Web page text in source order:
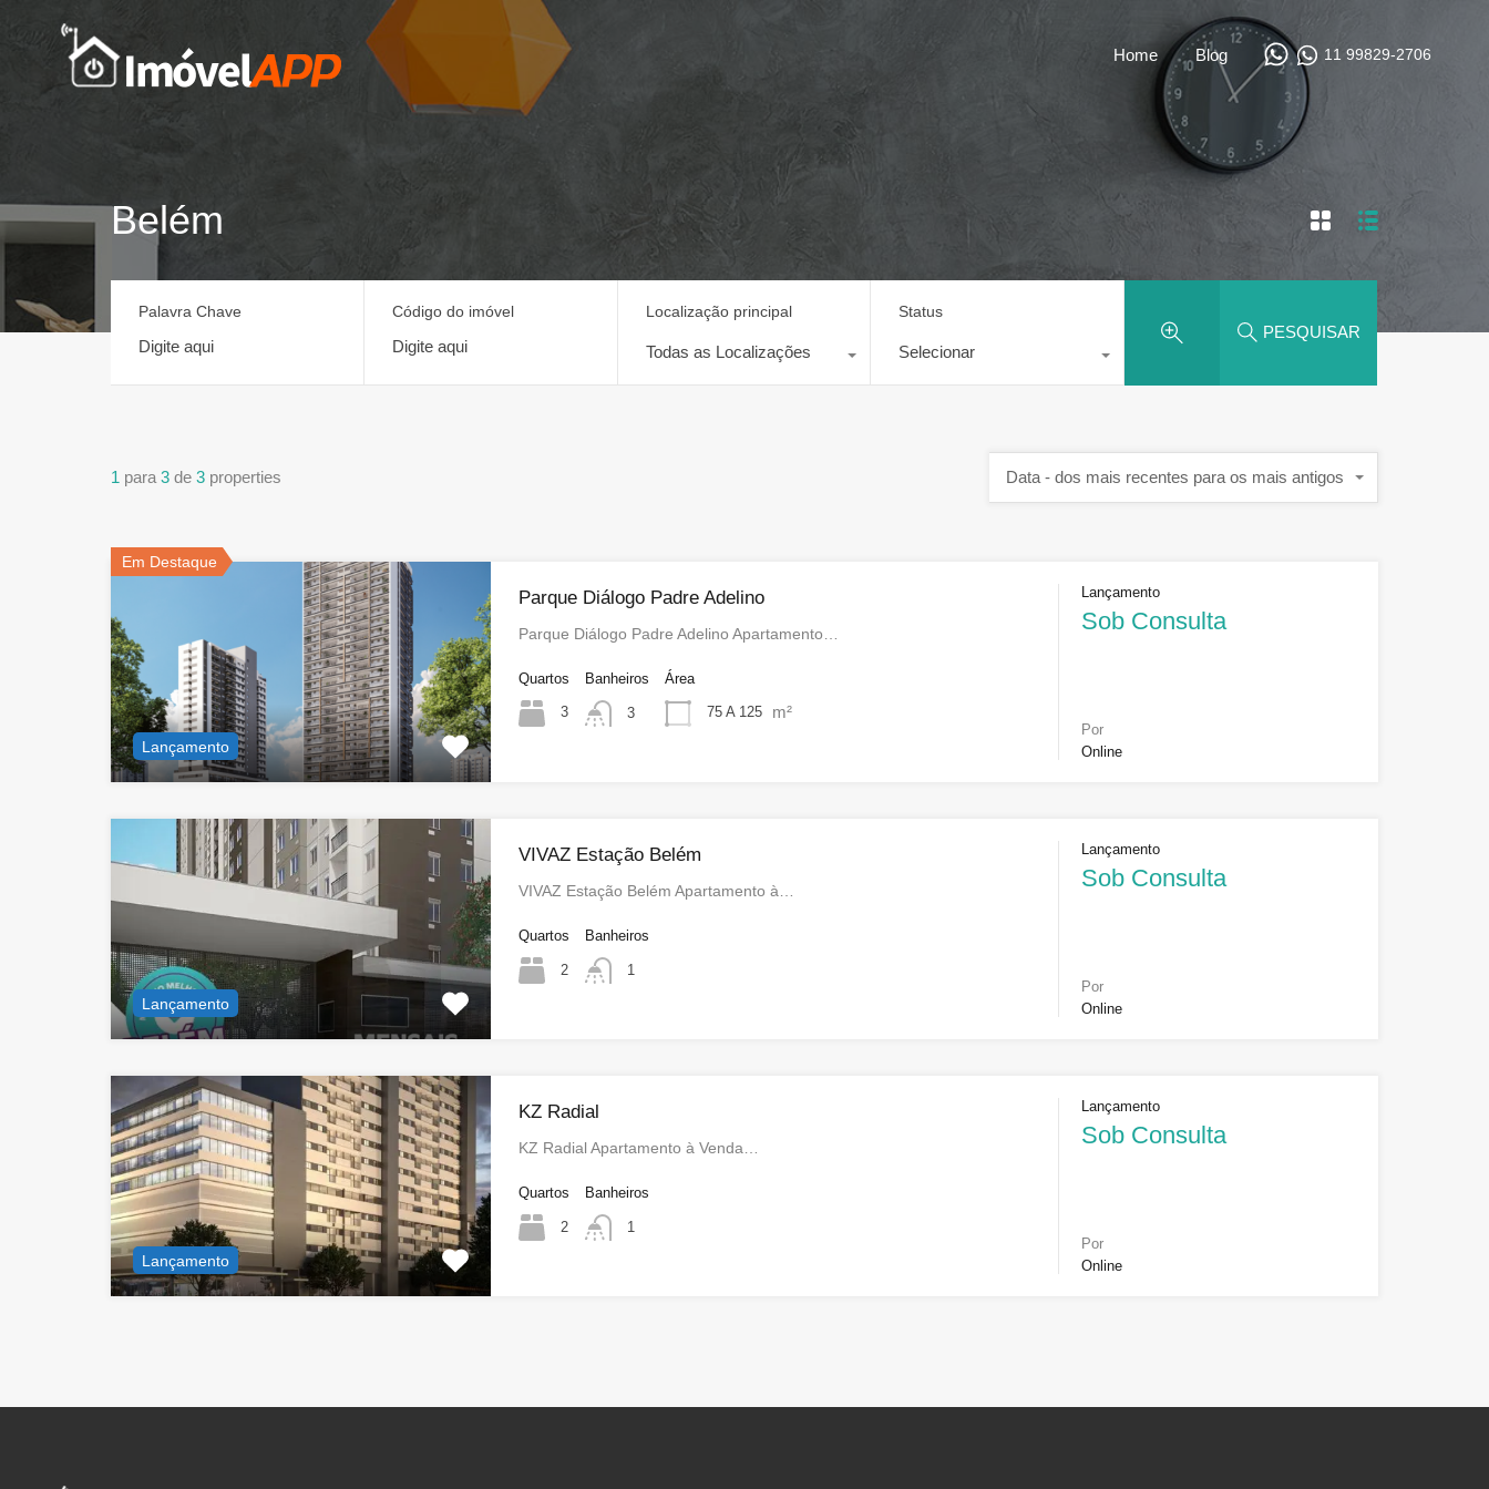
Home Blog 11 99829-2706
Belém
Palavra Chave Código do imóvel Localização principal
Todas as Localizações
Status
Selecionar
PESQUISAR
1 para 3 de 3 properties Data - dos mais recentes para os mais antigos
Em Destaque
Lançamento
Parque Diálogo Padre Adelino
Parque Diálogo Padre Adelino Apartamento…
Quartos
3
Banheiros
3
Área
75 A 125 m²
Lançamento
Sob Consulta
Por
Online
Lançamento
VIVAZ Estação Belém
VIVAZ Estação Belém Apartamento à…
Quartos
2
Banheiros
1
Lançamento
Sob Consulta
Por
Online
Lançamento
KZ Radial
KZ Radial Apartamento à Venda…
Quartos
2
Banheiros
1
Lançamento
Sob Consulta
Por
Online